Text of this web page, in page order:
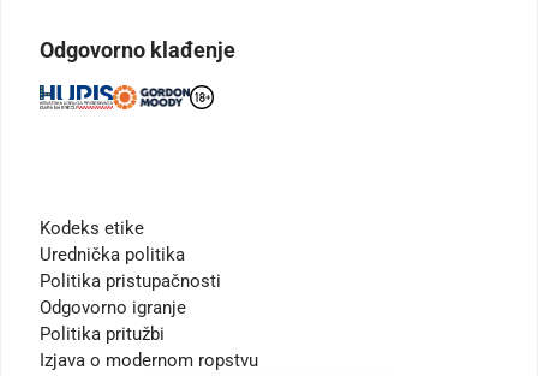
Odgovorno klađenje
Kodeks etike
Urednička politika
Politika pristupačnosti
Odgovorno igranje
Politika pritužbi
Izjava o modernom ropstvu